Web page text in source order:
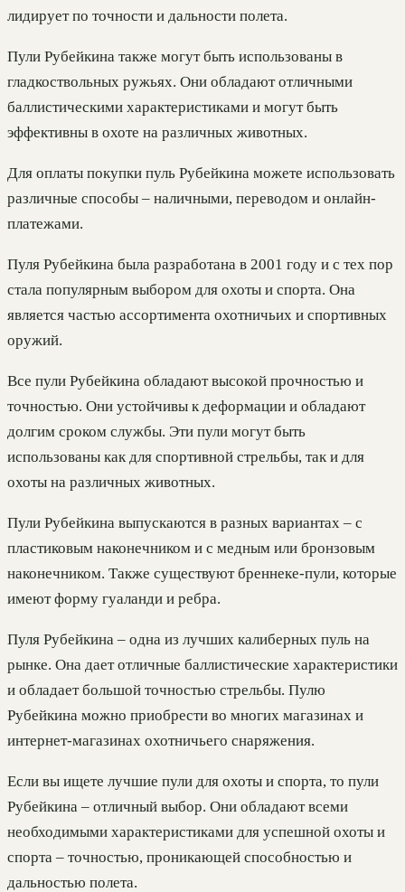
лидирует по точности и дальности полета.
Пули Рубейкина также могут быть использованы в
гладкоствольных ружьях. Они обладают отличными
баллистическими характеристиками и могут быть
эффективны в охоте на различных животных.
Для оплаты покупки пуль Рубейкина можете использовать
различные способы – наличными, переводом и онлайн-
платежами.
Пуля Рубейкина была разработана в 2001 году и с тех пор
стала популярным выбором для охоты и спорта. Она
является частью ассортимента охотничьих и спортивных
оружий.
Все пули Рубейкина обладают высокой прочностью и
точностью. Они устойчивы к деформации и обладают
долгим сроком службы. Эти пули могут быть
использованы как для спортивной стрельбы, так и для
охоты на различных животных.
Пули Рубейкина выпускаются в разных вариантах – с
пластиковым наконечником и с медным или бронзовым
наконечником. Также существуют бреннеке-пули, которые
имеют форму гуаланди и ребра.
Пуля Рубейкина – одна из лучших калиберных пуль на
рынке. Она дает отличные баллистические характеристики
и обладает большой точностью стрельбы. Пулю
Рубейкина можно приобрести во многих магазинах и
интернет-магазинах охотничьего снаряжения.
Если вы ищете лучшие пули для охоты и спорта, то пули
Рубейкина – отличный выбор. Они обладают всеми
необходимыми характеристиками для успешной охоты и
спорта – точностью, проникающей способностью и
дальностью полета.